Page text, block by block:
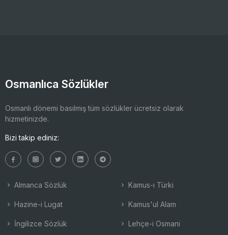
Osmanlıca Sözlükler
Osmanlı dönemi basılmış tüm sözlükler ücretsiz olarak
hizmetinizde.
Bizi takip ediniz:
Almanca Sözlük
Hazine-i Lugat
İngilizce Sözlük
Kamus-ı Türki
Kamus'ul Alam
Lehçe-i Osmani